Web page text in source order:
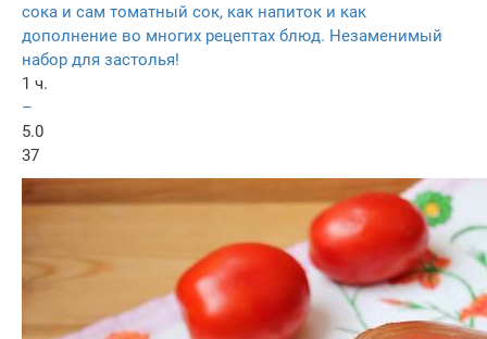
сока и сам томатный сок, как напиток и как
дополнение во многих рецептах блюд. Незаменимый
набор для застолья!
1 ч.
–
5.0
37